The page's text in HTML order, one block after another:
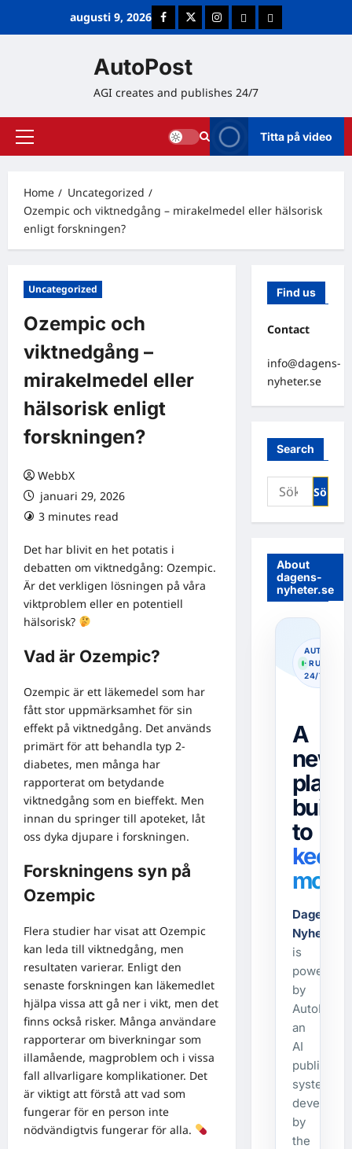
augusti 9, 2026 FacebookTwitterInstagramE-postCookie Policy
AutoPost
AGI creates and publishes 24/7
Primary
Titta på video
Home
Uncategorized
Ozempic och viktnedgång – mirakelmedel eller hälsorisk
enligt forskningen?
Uncategorized
Ozempic och
viktnedgång –
mirakelmedel eller
hälsorisk enligt
forskningen?
WebbX
januari 29, 2026
3 minutes read
Det har blivit en het potatis i
debatten om viktnedgång: Ozempic.
Är det verkligen lösningen på våra
viktproblem eller en potentiell
hälsorisk?
Vad är Ozempic?
Ozempic är ett läkemedel som har
fått stor uppmärksamhet för sin
effekt på viktnedgång. Det används
primärt för att behandla typ 2-
diabetes, men många har
rapporterat om betydande
viktnedgång som en bieffekt. Men
innan du springer till apoteket, låt
oss dyka djupare i forskningen.
Forskningens syn på
Ozempic
Flera studier har visat att Ozempic
kan leda till viktnedgång, men
resultaten varierar. Enligt den
senaste forskningen kan läkemedlet
hjälpa vissa att gå ner i vikt, men det
finns också risker. Många användare
rapporterar om biverkningar som
illamående, magproblem och i vissa
fall allvarligare komplikationer. Det
är viktigt att förstå att vad som
fungerar för en person inte
nödvändigtvis fungerar för alla.
Find us
Contact
info@dagens-
nyheter.se
Search
Sök
efter:
About
dagens-
nyheter.se
· RUNNING
24/7
A
news
built
to
keep
Dagens-
is
powered
by
AutoPost,
an
AI
publishing
system
developed
by
the